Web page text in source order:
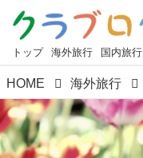
トップ 海外旅行 国内旅行
HOME 海外旅行